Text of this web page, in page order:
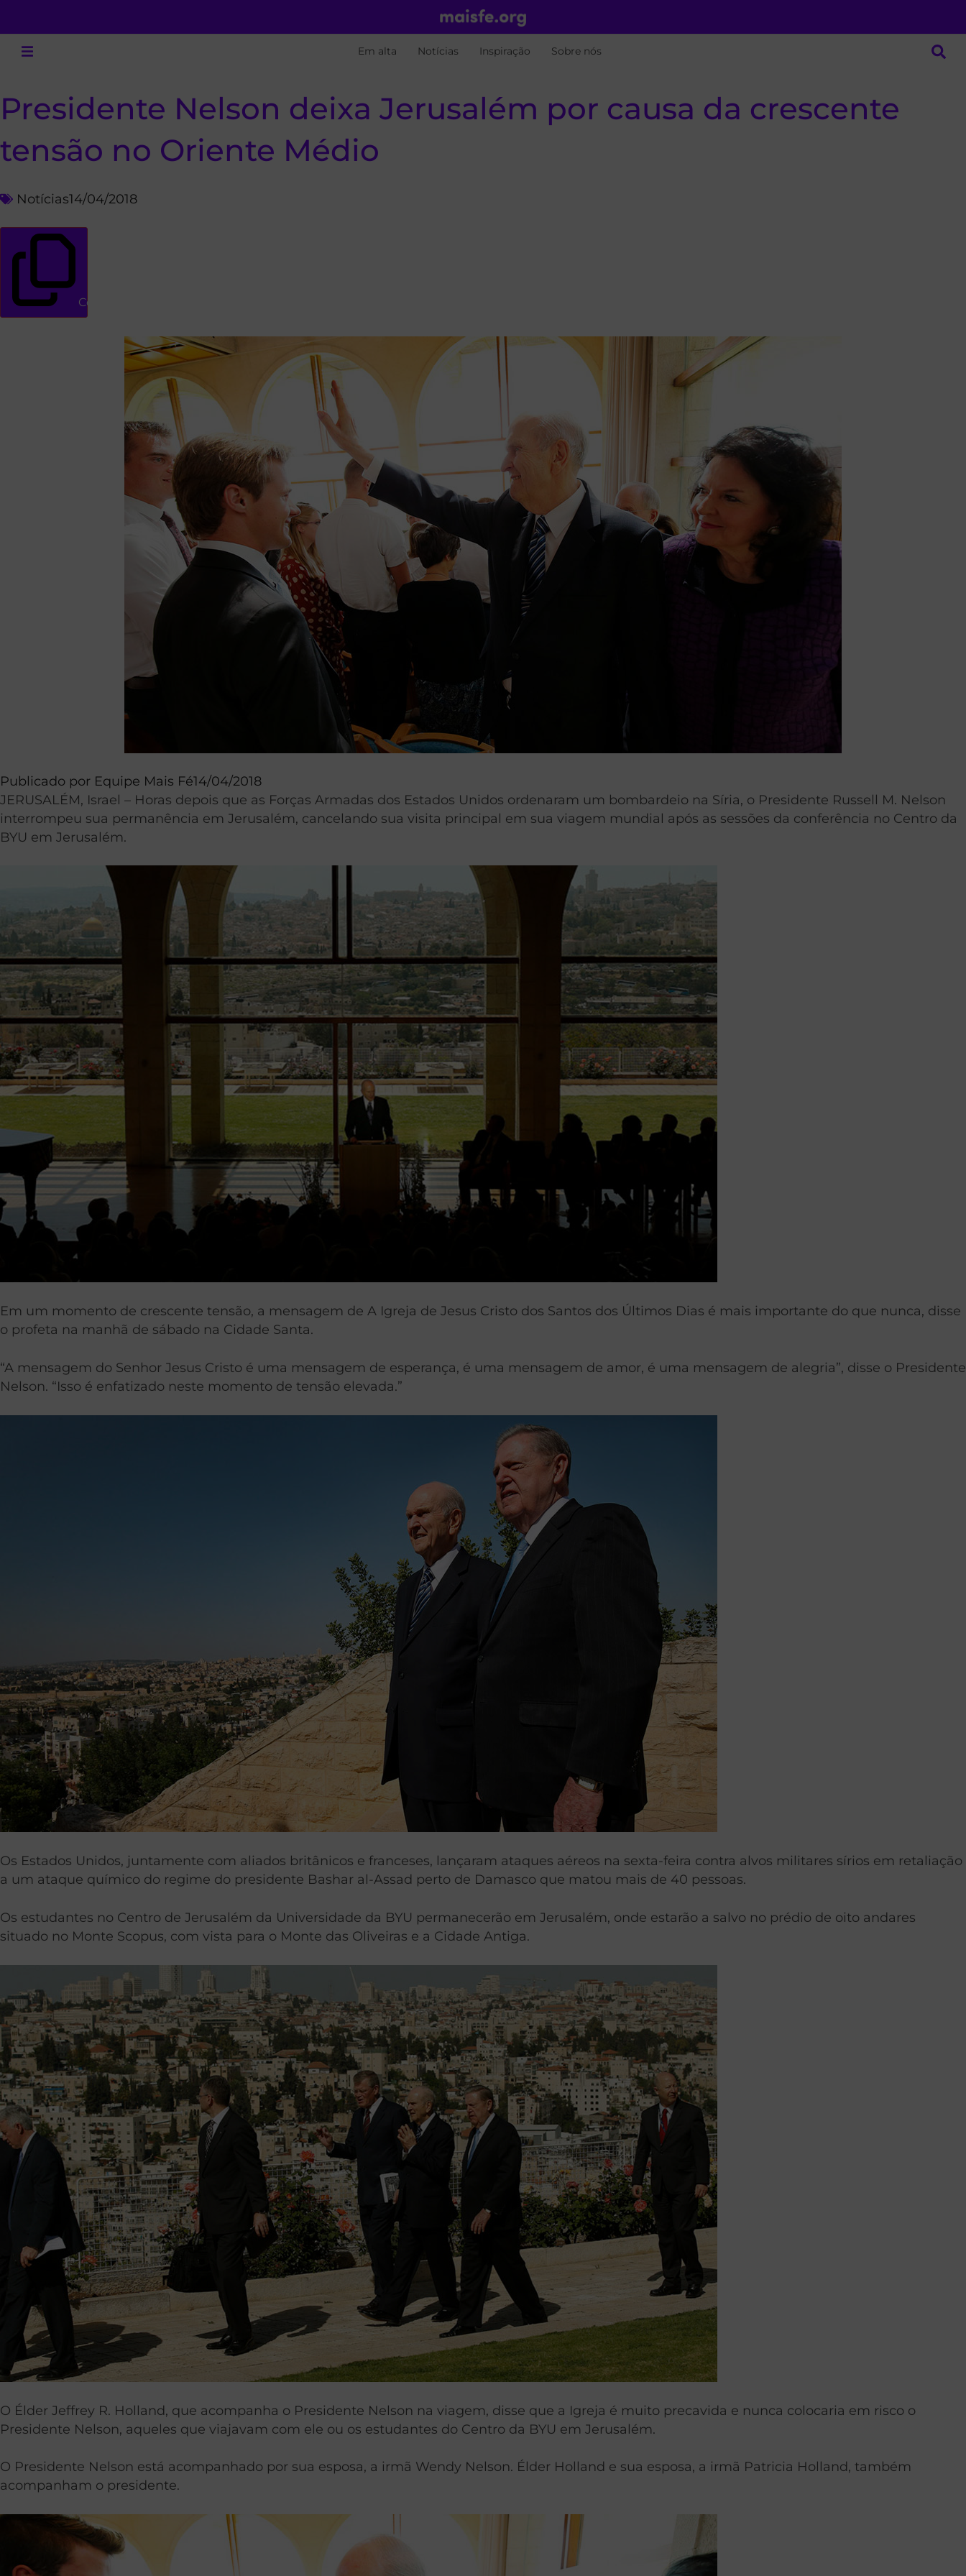
Em alta Notícias Inspiração Sobre nós
Presidente Nelson deixa Jerusalém por causa da crescente
tensão no Oriente Médio
Notícias14/04/2018
Copiar link
Publicado por Equipe Mais Fé14/04/2018
JERUSALÉM, Israel – Horas depois que as Forças Armadas dos Estados Unidos ordenaram um bombardeio na Síria, o Presidente Russell M. Nelson
interrompeu sua permanência em Jerusalém, cancelando sua visita principal em sua viagem mundial após as sessões da conferência no Centro da
BYU em Jerusalém.
Em um momento de crescente tensão, a mensagem de A Igreja de Jesus Cristo dos Santos dos Últimos Dias é mais importante do que nunca, disse
o profeta na manhã de sábado na Cidade Santa.
“A mensagem do Senhor Jesus Cristo é uma mensagem de esperança, é uma mensagem de amor, é uma mensagem de alegria”, disse o Presidente
Nelson. “Isso é enfatizado neste momento de tensão elevada.”
Os Estados Unidos, juntamente com aliados britânicos e franceses, lançaram ataques aéreos na sexta-feira contra alvos militares sírios em retaliação
a um ataque químico do regime do presidente Bashar al-Assad perto de Damasco que matou mais de 40 pessoas.
Os estudantes no Centro de Jerusalém da Universidade da BYU permanecerão em Jerusalém, onde estarão a salvo no prédio de oito andares
situado no Monte Scopus, com vista para o Monte das Oliveiras e a Cidade Antiga.
O Élder Jeffrey R. Holland, que acompanha o Presidente Nelson na viagem, disse que a Igreja é muito precavida e nunca colocaria em risco o
Presidente Nelson, aqueles que viajavam com ele ou os estudantes do Centro da BYU em Jerusalém.
O Presidente Nelson está acompanhado por sua esposa, a irmã Wendy Nelson. Élder Holland e sua esposa, a irmã Patricia Holland, também
acompanham o presidente.